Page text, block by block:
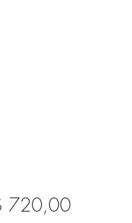
720,00Precio